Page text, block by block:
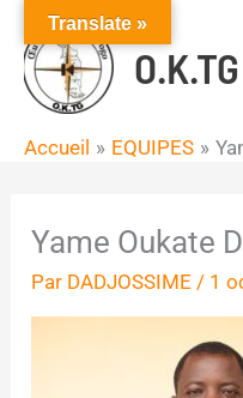
contenu
O.K.TG
Accueil EQUIPES
Yame Oukate
Par DADJOSSIME/ 1
Translate »